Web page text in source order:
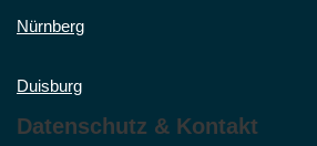
Nürnberg
Duisburg
Datenschutz & Kontakt